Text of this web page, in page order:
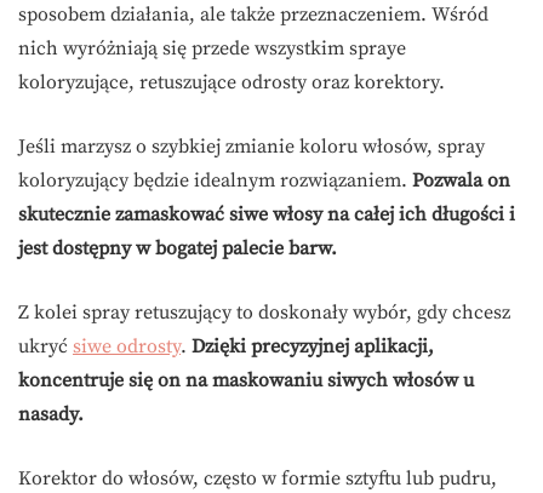
sposobem działania, ale także przeznaczeniem. Wśród
nich wyróżniają się przede wszystkim spraye
koloryzujące, retuszujące odrosty oraz korektory.
Jeśli marzysz o szybkiej zmianie koloru włosów, spray
koloryzujący będzie idealnym rozwiązaniem. Pozwala on
skutecznie zamaskować siwe włosy na całej ich długości i
jest dostępny w bogatej palecie barw.
Z kolei spray retuszujący to doskonały wybór, gdy chcesz
ukryć siwe odrosty. Dzięki precyzyjnej aplikacji,
koncentruje się on na maskowaniu siwych włosów u
nasady.
Korektor do włosów, często w formie sztyftu lub pudru,